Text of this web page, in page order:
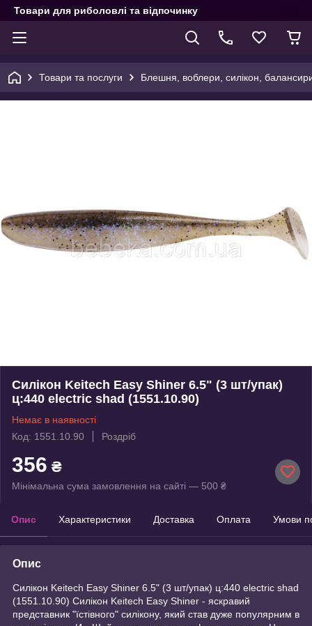
Товари для риболовлі та відпочинку
Товари та послуги Блешня, воблери, силікон,
Силікон Keitech Easy Shiner 6.5" (3 шт/упак)
ц:440 electric shad (1551.10.90)
Немає в наявності
Код: 1551.10.90
Роздріб
356 ₴
Мінімальна сума замовлення на сайті — 500 ₴
Опис Характеристики Доставка Оплата Умови
Опис
Силікон Keitech Easy Shiner 6.5" (3 шт/упак) ц:440 electric shad
(1551.10.90) Силікон Keitech Easy Shiner - яскравий
представник "їстівного" силікону, який став дуже популярним в